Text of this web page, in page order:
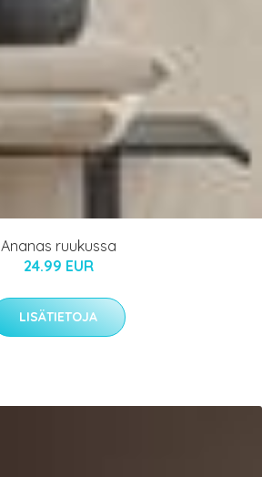
Ananas ruukussa
24.99 EUR
LISÄTIETOJA